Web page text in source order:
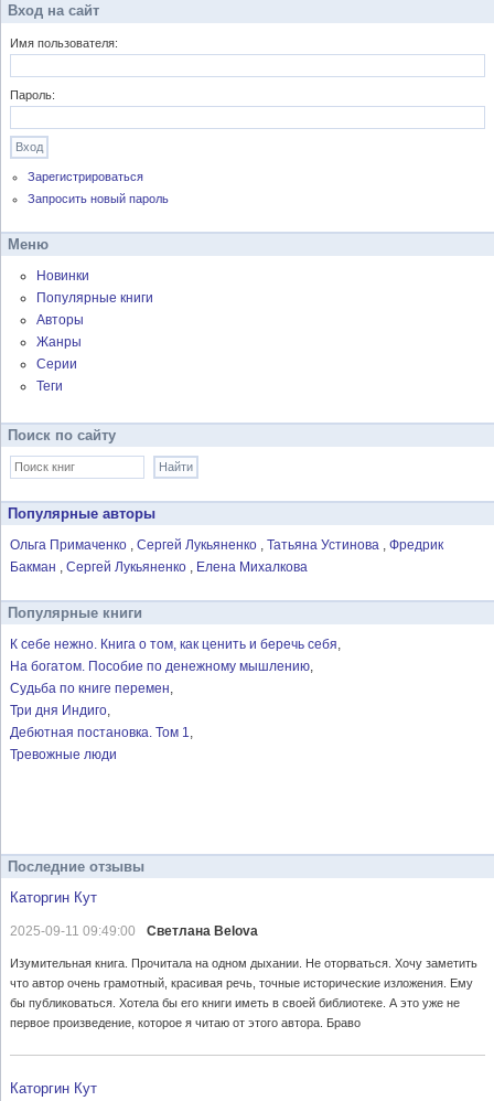
Вход на сайт
Имя пользователя:
Пароль:
Зарегистрироваться
Запросить новый пароль
Меню
Новинки
Популярные книги
Авторы
Жанры
Серии
Теги
Поиск по сайту
Популярные авторы
Ольга Примаченко Сергей Лукьяненко Татьяна Устинова
Фредрик
Бакман
Сергей Лукьяненко Елена Михалкова
Популярные книги
К себе нежно. Книга о том, как ценить и беречь себя
На богатом. Пособие по денежному мышлению
Судьба по книге перемен
Три дня Индиго
Дебютная постановка. Том 1
Тревожные люди
Последние отзывы
Каторгин Кут
2025-09-11 09:49:00 Светлана Belova
Изумительная книга. Прочитала на одном дыхании. Не оторваться. Хочу заметить
что автор очень грамотный, красивая речь, точные исторические изложения. Ему
бы публиковаться. Хотела бы его книги иметь в своей библиотеке. А это уже не
первое произведение, которое я читаю от этого автора. Браво
Каторгин Кут